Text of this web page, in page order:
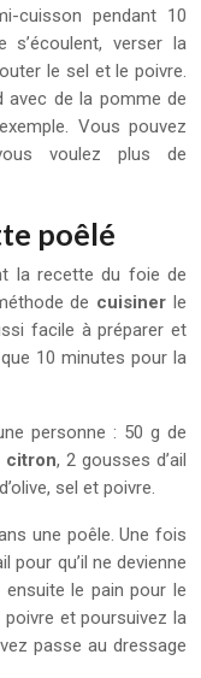
pendant 10
verser la
le sel et le poivre.
avec de la pomme de
Vous pouvez
voulez plus de
poêlé
la recette du foie de
de cuisiner le
facile à préparer et
10 minutes pour la
personne : 50 g de
citron, 2 gousses d’ail
sel et poivre.
une poêle. Une fois
pour qu’il ne devienne
le pain pour le
et poursuivez la
passe au dressage